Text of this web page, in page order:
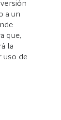
a un
que,
la
uso de